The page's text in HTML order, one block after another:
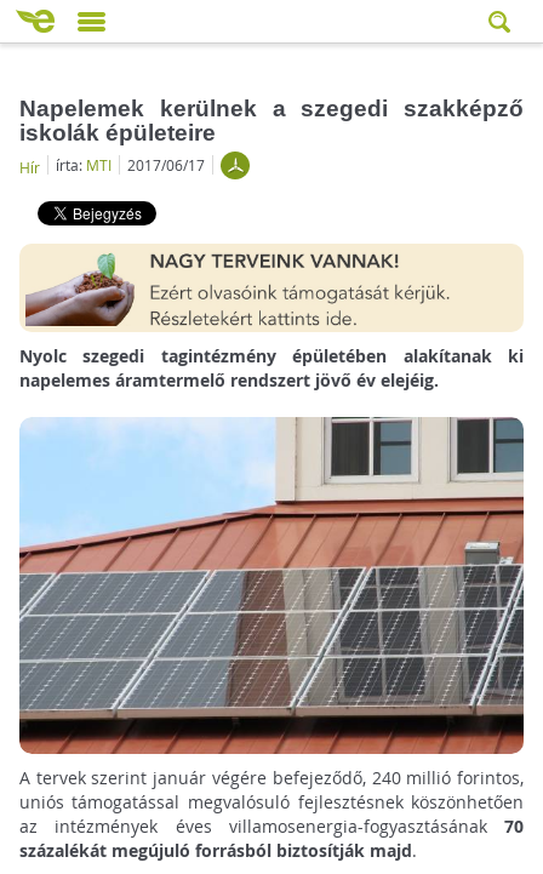
Napelemek kerülnek a szegedi szakképző
iskolák épületeire
Hír írta: MTI 2017/06/17
Nyolc szegedi tagintézmény épületében alakítanak ki
napelemes áramtermelő rendszert jövő év elejéig.
A tervek szerint január végére befejeződő, 240 millió forintos,
uniós támogatással megvalósuló fejlesztésnek köszönhetően
az intézmények éves villamosenergia-fogyasztásának70
százalékát megújuló forrásból biztosítják majd.